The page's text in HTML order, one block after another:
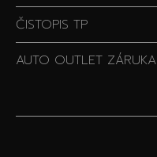
ČISTOPIS TP
AUTO OUTLET ZÁRUKA